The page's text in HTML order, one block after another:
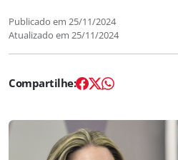
Publicado em 25/11/2024
Atualizado em 25/11/2024